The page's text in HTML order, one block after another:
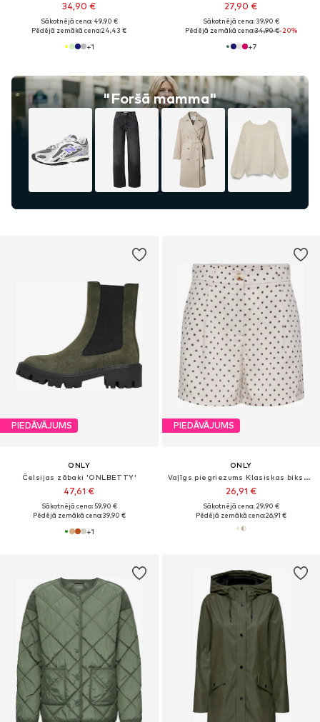
34,90 €
Sākotnējā cena: 49,90 €
Pēdējā zemākā cena:24,43 €
+1
27,90 €
Sākotnējā cena: 39,90 €
Pēdējā zemākā cena:34,90 €-20%
+7
"Foršā mamma"
PIEDĀVĀJUMS
ONLY
Čelsijas zābaki 'ONLBETTY'
47,61 €
Sākotnējā cena: 59,90 €
Pēdējā zemākā cena:39,90 €
+1
PIEDĀVĀJUMS
ONLY
Vaļīgs piegriezums Klasiskas bikses 'ONLEmmia'
26,91 €
Sākotnējā cena: 29,90 €
Pēdējā zemākā cena:26,91 €